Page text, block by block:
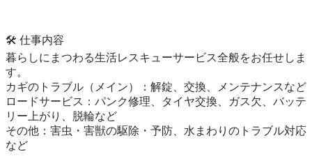
🛠️ 仕事内容
暮らしにまつわる生活レスキューサービス全般をお任せしま
す。
カギのトラブル（メイン）：解錠、交換、メンテナンスなど
ロードサービス：パンク修理、タイヤ交換、ガス欠、バッテ
リー上がり、脱輪など
その他：害虫・害獣の駆除・予防、水まわりのトラブル対応
など